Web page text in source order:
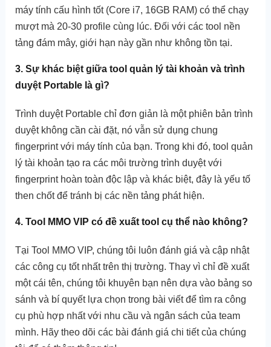
máy tính cấu hình tốt (Core i7, 16GB RAM) có thể chạy
mượt mà 20-30 profile cùng lúc. Đối với các tool nền
tảng đám mây, giới hạn này gần như không tồn tại.
3. Sự khác biệt giữa tool quản lý tài khoản và trình
duyệt Portable là gì?
Trình duyệt Portable chỉ đơn giản là một phiên bản trình
duyệt không cần cài đặt, nó vẫn sử dụng chung
fingerprint với máy tính của bạn. Trong khi đó, tool quản
lý tài khoản tạo ra các môi trường trình duyệt với
fingerprint hoàn toàn độc lập và khác biệt, đây là yếu tố
then chốt để tránh bị các nền tảng phát hiện.
4. Tool MMO VIP có đề xuất tool cụ thể nào không?
Tại Tool MMO VIP, chúng tôi luôn đánh giá và cập nhật
các công cụ tốt nhất trên thị trường. Thay vì chỉ đề xuất
một cái tên, chúng tôi khuyên bạn nên dựa vào bảng so
sánh và bí quyết lựa chọn trong bài viết để tìm ra công
cụ phù hợp nhất với nhu cầu và ngân sách của team
mình. Hãy theo dõi các bài đánh giá chi tiết của chúng